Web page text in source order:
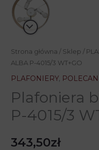
Strona główna / Sklep /
ALBA P-4015/3 WT+GO
PLAFONIERY,
Plafoniera
P-4015/3
343,50zł